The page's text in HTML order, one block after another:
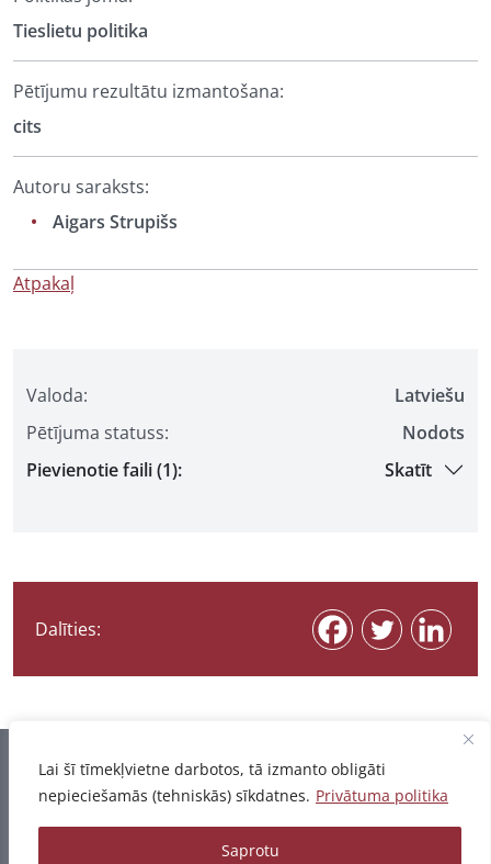
Lai šī tīmekļvietne darbotos, tā izmanto obligāti
nepieciešamās (tehniskās) sīkdatnes. Privātuma politika
Saprotu
Valoda:
Latviešu
Pētījuma statuss:
Nodots
Pievienotie faili (1):
Skatīt
Dalīties:
Tieslietu politika
Pētījumu rezultātu izmantošana:
cits
Autoru saraksts:
Aigars Strupišs
Atpakaļ
Informācija pēdējo reizi atjaunota 07.08.2026
© 2026 - Pētījumu un publikāciju datubāze